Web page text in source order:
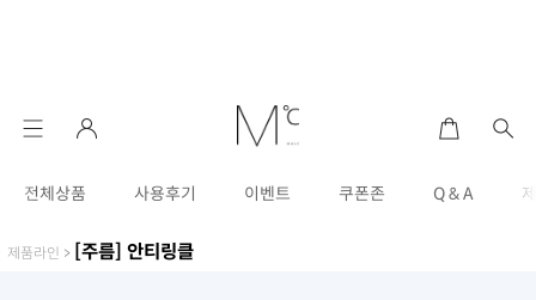
전체상품 사용후기 이벤트 쿠폰존 Q & A
제품라인 > [주름] 안티링클